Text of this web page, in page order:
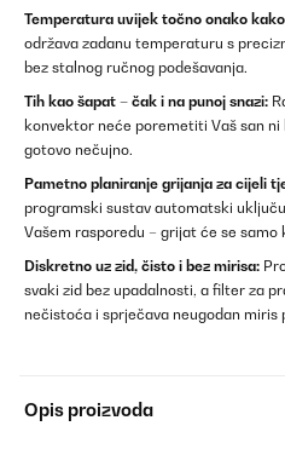
Temperatura uvijek točno onako
održava zadanu temperaturu s
bez stalnog ručnog podešavanja.
Tih kao šapat – čak i na punoj snazi:
konvektor neće poremetiti Vaš san
gotovo nečujno.
Pametno planiranje grijanja za cijeli
programski sustav automatski
Vašem rasporedu – grijat će se
Diskretno uz zid, čisto i bez mirisa:
svaki zid bez upadalnosti, a filter za
nečistoća i sprječava neugodan miris
Opis proizvoda